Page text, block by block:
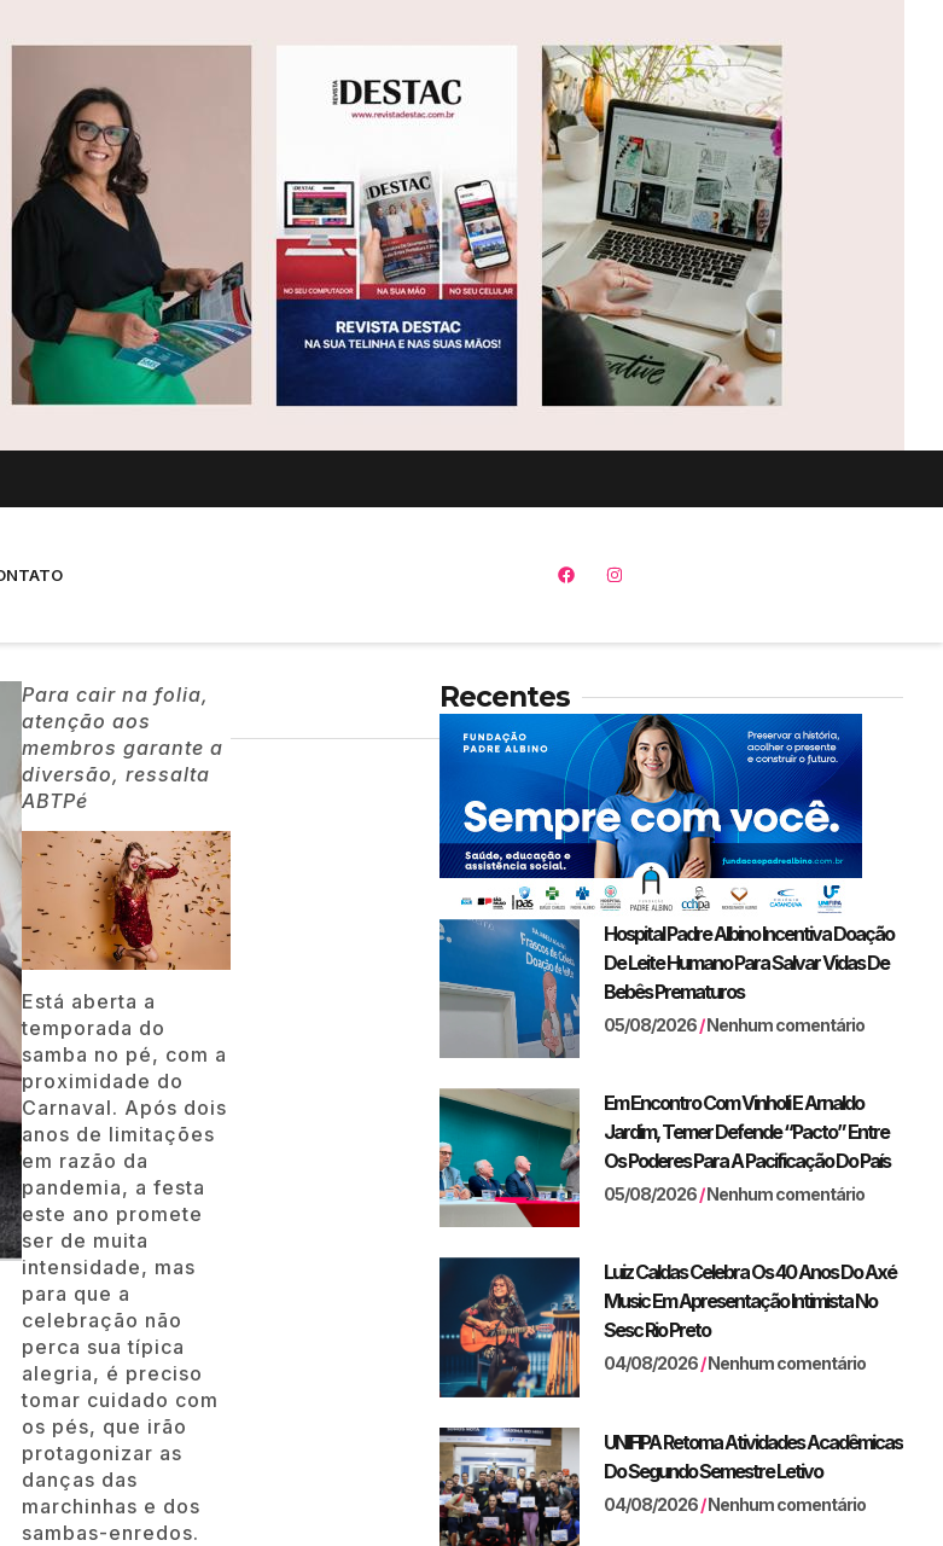
Para cair na folia,
atenção aos
membros garante a
diversão, ressalta
ABTPé
Está aberta a
temporada do
samba no pé, com a
proximidade do
Carnaval. Após dois
anos de limitações
em razão da
pandemia, a festa
este ano promete
ser de muita
intensidade, mas
para que a
celebração não
perca sua típica
alegria, é preciso
tomar cuidado com
os pés, que irão
protagonizar as
danças das
marchinhas e dos
sambas-enredos.
Recentes
Hospital Padre Albino Incentiva Doação
De Leite Humano Para Salvar Vidas De
Bebês Prematuros
05/08/2026 Nenhum comentário
Em Encontro Com Vinholi E Arnaldo
Jardim, Temer Defende “pacto” Entre
Os Poderes Para A Pacificação Do País
05/08/2026 Nenhum comentário
Luiz Caldas Celebra Os 40 Anos Do Axé
Music Em Apresentação Intimista No
Sesc Rio Preto
04/08/2026 Nenhum comentário
UNIFIPA Retoma Atividades Acadêmicas
Do Segundo Semestre Letivo
04/08/2026 Nenhum comentário